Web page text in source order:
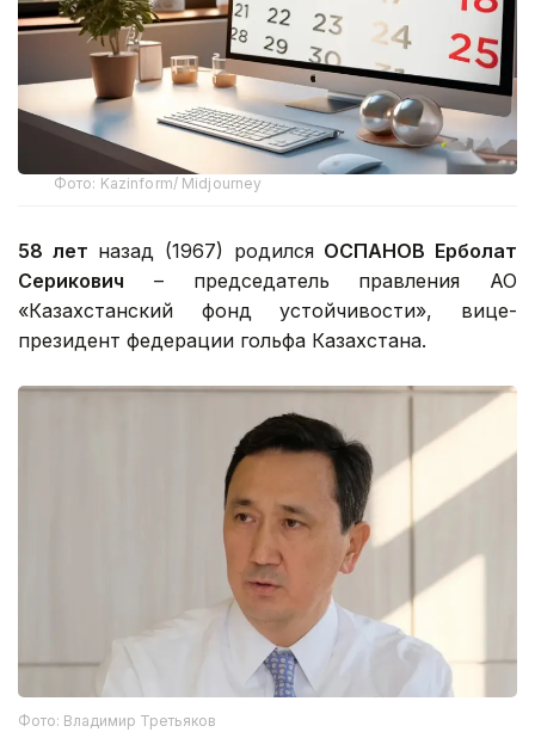
Фото: Kazinform/ Midjourney
58 лет назад (1967) родился ОСПАНОВ Ерболат
Серикович – председатель правления АО
«Казахстанский фонд устойчивости», вице-
президент федерации гольфа Казахстана.
Фото: Владимир Третьяков